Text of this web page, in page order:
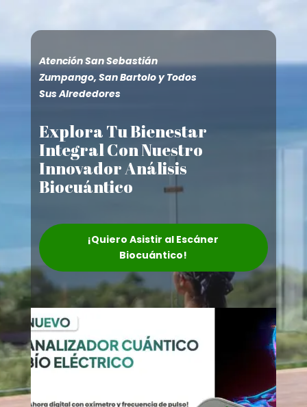
Atención San Sebastián
Zumpango, San Bartolo y Todos
Sus Alrededores
Explora Tu Bienestar
Integral Con Nuestro
Innovador Análisis
Biocuántico
¡Quiero Asistir al Escáner
Biocuántico!